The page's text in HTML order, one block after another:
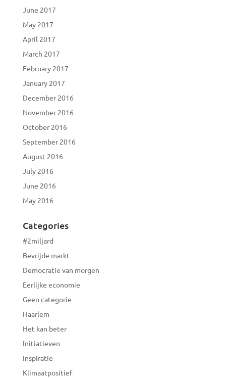
June 2017
May 2017
April 2017
March 2017
February 2017
January 2017
December 2016
November 2016
October 2016
September 2016
August 2016
July 2016
June 2016
May 2016
Categories
#2miljard
Bevrijde markt
Democratie van morgen
Eerlijke economie
Geen categorie
Haarlem
Het kan beter
Initiatieven
Inspiratie
Klimaatpositief